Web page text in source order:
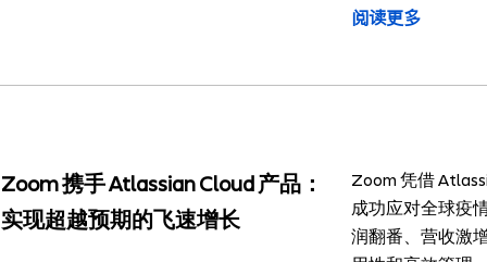
阅读更多
Zoom 携手 Atlassian Cloud 产品：
实现超越预期的飞速增长
Zoom 凭借
成功应对全球疫
润翻番、营收激